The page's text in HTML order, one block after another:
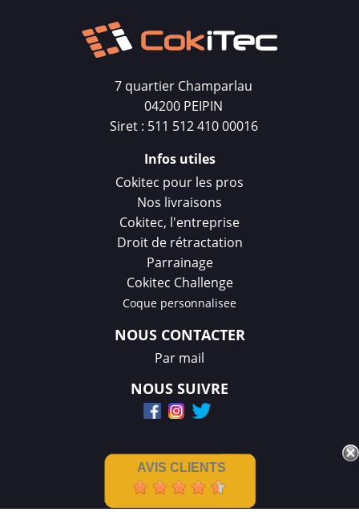
7 quartier Champarlau
04200 PEIPIN
Siret : 511 512 410 00016
Infos utiles
Cokitec pour les pros
Nos livraisons
Cokitec, l'entreprise
Droit de rétractation
Parrainage
Cokitec Challenge
Coque personnalisee
NOUS CONTACTER
Par mail
NOUS SUIVRE
AVIS CLIENTS